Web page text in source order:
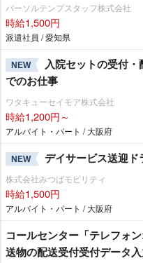
パーソルテンプスタッフ株式会社
時給1,500円
派遣社員 / 愛知県
NEW
入院セットの受付
でのお仕事
ワタキューセイモア株式会社
時給1,200円～
アルバイト・パート / 大阪府
NEW デイサービス送迎ド
株式会社みつばモビリティ
時給1,500円
アルバイト・パート / 大阪府
コールセンター「テレフォ
送物の配送受付受付データ